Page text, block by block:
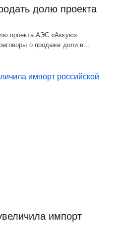
долю проекта
проекта АЭС «Аккую»
о продаже доли в…
импорт